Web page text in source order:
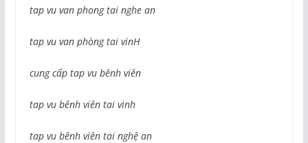
tap vu van phong tai nghe an
tap vu van phòng tai vinH
cung cấp tap vu bênh viên
tap vu bênh viên tai vinh
tap vu bênh viên tai nghệ an